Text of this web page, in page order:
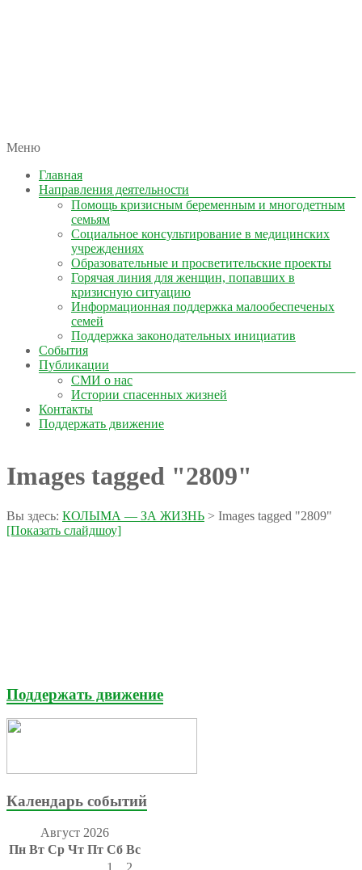
КОЛЫМА — ЗА ЖИЗНЬ
автономная некоммерческая организация
Меню
Главная
Направления деятельности
Помощь кризисным беременным и многодетным
семьям
Социальное консультирование в медицинских
учреждениях
Образовательные и просветительские проекты
Горячая линия для женщин, попавших в
кризисную ситуацию
Информационная поддержка малообеспеченых
семей
Поддержка законодательных инициатив
События
Публикации
СМИ о нас
Истории спасенных жизней
Контакты
Поддержать движение
Images tagged "2809"
Вы здесь: КОЛЫМА — ЗА ЖИЗНЬ > Images tagged "2809"
[Показать слайдшоу]
Поддержать движение
Календарь событий
Август 2026
Пн Вт Ср Чт Пт Сб Вс
1
2